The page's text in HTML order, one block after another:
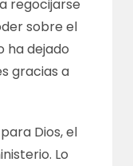
regocijarse
sobre el
ha dejado
gracias a
Dios, el
Lo